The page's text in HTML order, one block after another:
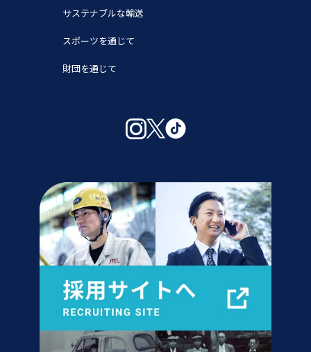
サステナブルな輸送
スポーツを通じて
財団を通じて